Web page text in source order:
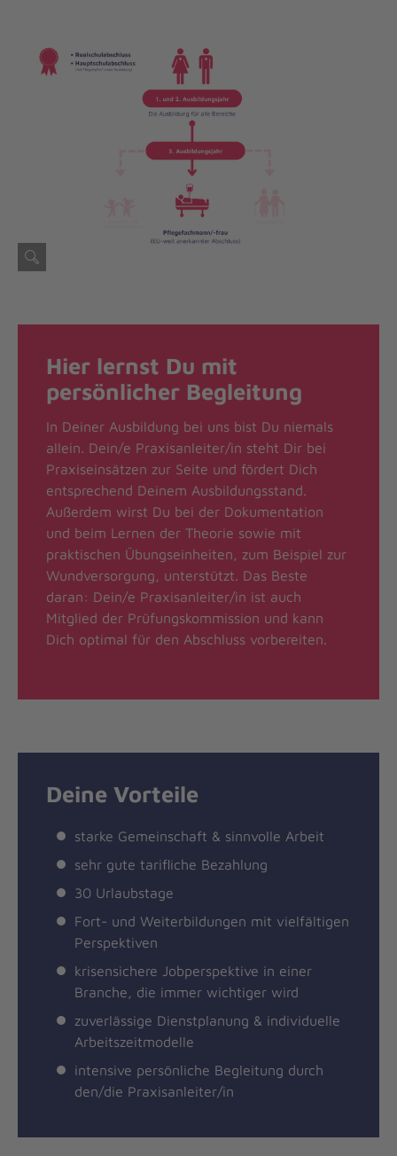
Hier lernst Du mit
persönlicher Begleitung
In Deiner Ausbildung bei uns bist Du niemals
allein. Dein/e Praxisanleiter/in steht Dir bei
Praxiseinsätzen zur Seite und fördert Dich
entsprechend Deinem Ausbildungsstand.
Außerdem wirst Du bei der Dokumentation
und beim Lernen der Theorie sowie mit
praktischen Übungseinheiten, zum Beispiel zur
Wundversorgung, unterstützt. Das Beste
daran: Dein/e Praxisanleiter/in ist auch
Mitglied der Prüfungskommission und kann
Dich optimal für den Abschluss vorbereiten.
Deine Vorteile
starke Gemeinschaft & sinnvolle Arbeit
sehr gute tarifliche Bezahlung
30 Urlaubstage
Fort- und Weiterbildungen mit vielfältigen
Perspektiven
krisensichere Jobperspektive in einer
Branche, die immer wichtiger wird
zuverlässige Dienstplanung & individuelle
Arbeitszeitmodelle
intensive persönliche Begleitung durch
den/die Praxisanleiter/in